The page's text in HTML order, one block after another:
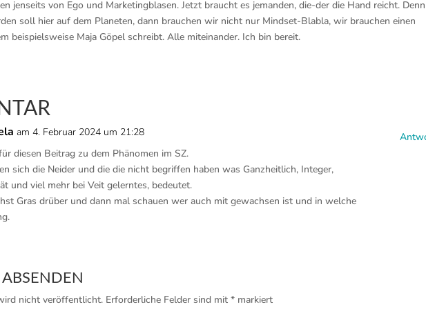
jenseits von Ego und Marketingblasen. Jetzt braucht es jemanden, die-der die Hand reicht. Denn
soll hier auf dem Planeten, dann brauchen wir nicht nur Mindset-Blabla, wir brauchen einen
beispielsweise Maja Göpel schreibt. Alle miteinander. Ich bin bereit.
am 4. Februar 2024 um 21:28
diesen Beitrag zu dem Phänomen im SZ.
sich die Neider und die die nicht begriffen haben was Ganzheitlich, Integer,
und viel mehr bei Veit gelerntes, bedeutet.
Gras drüber und dann mal schauen wer auch mit gewachsen ist und in welche
nicht veröffentlicht. Erforderliche Felder sind mit* markiert